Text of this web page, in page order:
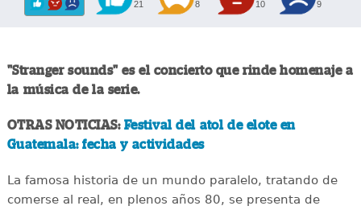
21 8 10 9
"Stranger sounds" es el concierto que rinde homenaje a
la música de la serie.
OTRAS NOTICIAS: Festival del atol de elote en
Guatemala: fecha y actividades
La famosa historia de un mundo paralelo, tratando de
comerse al real, en plenos años 80, se presenta de